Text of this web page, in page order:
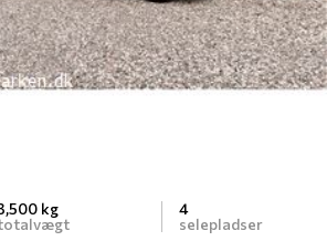
kg
4
selepladser